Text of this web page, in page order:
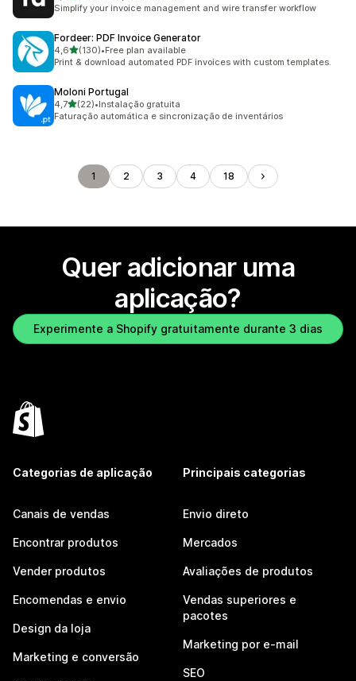
Simplify your invoice management and wire transfer workflow
Fordeer: PDF Invoice Generator
4,6de 5 estrelas
(130)
130 total de avaliações
•Free plan available
Print & download automated PDF invoices with custom templates.
Moloni Portugal
4,7de 5 estrelas
(22)
22 total de avaliações
•Instalação gratuita
Faturação automática e sincronização de inventários
1 2 3 4 18
Quer adicionar uma
aplicação?
Experimente a Shopify gratuitamente durante 3 dias
Categorias de aplicação
Canais de vendas
Encontrar produtos
Vender produtos
Encomendas e envio
Design da loja
Marketing e conversão
Principais categorias
Envio direto
Mercados
Avaliações de produtos
Vendas superiores e
pacotes
Marketing por e-mail
SEO